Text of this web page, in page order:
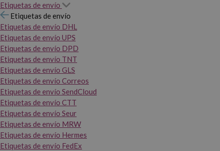
Etiquetas de envío
Etiquetas de envío
Etiquetas de envío DHL
Etiquetas de envío UPS
Etiquetas de envío DPD
Etiquetas de envío TNT
Etiquetas de envío GLS
Etiquetas de envío Correos
Etiquetas de envío SendCloud
Etiquetas de envío CTT
Etiquetas de envío Seur
Etiquetas de envío MRW
Etiquetas de envío Hermes
Etiquetas de envío FedEx